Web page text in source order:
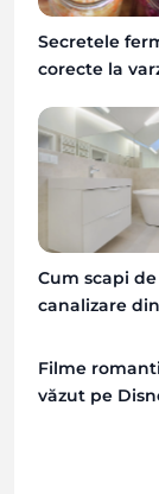
Secretele
corecte la
de evitat
Cum scapi
canalizare
Filme
văzut pe